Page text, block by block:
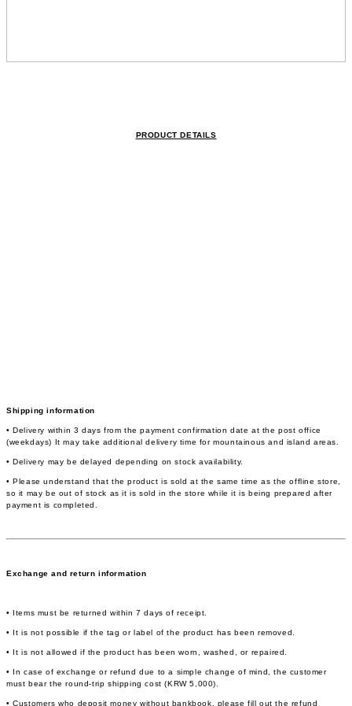
PRODUCT DETAILS
Shipping information
• Delivery within 3 days from the payment confirmation date at the post office
(weekdays) It may take additional delivery time for mountainous and island areas.
• Delivery may be delayed depending on stock availability.
• Please understand that the product is sold at the same time as the offline store,
so it may be out of stock as it is sold in the store while it is being prepared after
payment is completed.
Exchange and return information
• Items must be returned within 7 days of receipt.
• It is not possible if the tag or label of the product has been removed.
• It is not allowed if the product has been worn, washed, or repaired.
• In case of exchange or refund due to a simple change of mind, the customer
must bear the round-trip shipping cost (KRW 5,000).
• Customers who deposit money without bankbook, please fill out the refund